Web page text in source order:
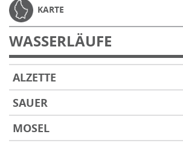
KARTE
WASSERLÄUFE
ALZETTE
SAUER
MOSEL